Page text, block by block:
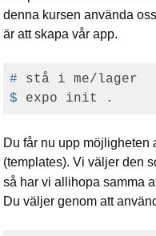
denna kursen använda
är att skapa vår app.
# stå i me/lager
$ expo init .
Du får nu upp möjligheten
(templates). Vi väljer den
så har vi allihopa samma
Du väljer genom att